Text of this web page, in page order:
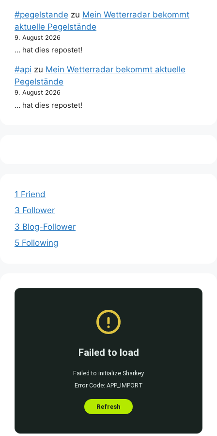
#pegelstande zu Mein Wetterradar bekommt
aktuelle Pegelstände
9. August 2026
… hat dies repostet!
#api zu Mein Wetterradar bekommt aktuelle
Pegelstände
9. August 2026
… hat dies repostet!
1 Friend
3 Follower
3 Blog-Follower
5 Following